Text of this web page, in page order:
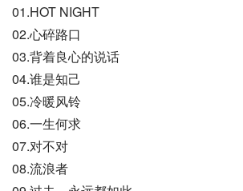
01.HOT NIGHT
02.心碎路口
03.背着良心的说话
04.谁是知己
05.冷暖风铃
06.一生何求
07.对不对
08.流浪者